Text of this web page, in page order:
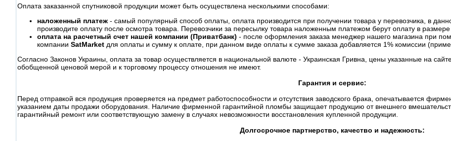
Оплата заказанной спутниковой продукции может быть осуществлена несколькими способами:
наложенный платеж - самый популярный способ оплаты, оплата производится при получении товара у перевозчика, в
производите оплату после осмотра товара. Перевозчики за пересылку товара наложенным платежом берут оплату в размере
оплата на расчетный счет нашей компании (Приватбанк) - после оформления заказа менеджер нашего магазина при
компании SatMarket для оплаты и сумму к оплате, при данном виде оплаты к сумме заказа добавляется 1% комиссии
Согласно Законов Украины, оплата за товар осуществляется в национальной валюте - Украинская Гривна, цены указанные на
обобщенной ценовой мерой и к торговому процессу отношения не имеют.
Гарантия и сервис:
Перед отправкой вся продукция проверяется на предмет работоспособности и отсутствия заводского брака, опечатывается
указанием даты продажи оборудования. Наличие фирменной гарантийной пломбы защищает продукцию от внешнего
гарантийный ремонт или соответствующую замену в случаях невозможности восстановления купленной продукции.
Долгосрочное партнерство, качество и надежность: